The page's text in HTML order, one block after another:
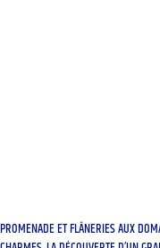
PROMENADE ET FLÂNERIES AUX